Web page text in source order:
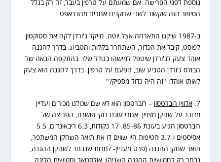
נוספת לפני הפרישה. אם שמעתם על טרפין בעבר, זה רק בגלל
הסיפור הזה שקשור לשני שחקנים אחרים מהדראפט:
ב-1987 שיקגו התארחה אצל יוטה. מייקל ג'ורדן לקח את סטוקטון
לפוסט, קיבל את הכדור, השתחרר בקלות והטביע. בדרך להגנה
אוהד צעק לג'ורדן שיטפל למישהו בגודל שלו. בהתקפה הבאה של
הבולס ג'ורדן הטביע שוב, הפעם על טרפין. בדרך להגנה הוא צעק
לאותו אוהד: "זה היה גדול מספיק?"
7. אלווין רוברטסון – רוברטסון הוא לא שם שכולנו מכירים ועדיין
מדובר על שחקן מצויין. אחרי עונת רוקי פושרת, הפריצה של
רוברטסון הגיע בעונת 85-86. 17 נקודות, 6.3 ריבאונדים, 5.5
אסיסטים ו-3.7 חטיפות היו שווים לו את תואר השחקן המשתפר,
תואר שחקן ההגנה (פרט מעניין- למרות שנבחר לשחקן ההגנה,